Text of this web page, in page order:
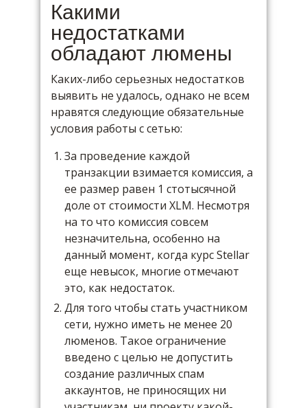
Какими
недостатками
обладают люмены
Каких-либо серьезных недостатков
выявить не удалось, однако не всем
нравятся следующие обязательные
условия работы с сетью:
За проведение каждой
транзакции взимается комиссия, а
ее размер равен 1 стотысячной
доле от стоимости XLM. Несмотря
на то что комиссия совсем
незначительна, особенно на
данный момент, когда курс Stellar
еще невысок, многие отмечают
это, как недостаток.
Для того чтобы стать участником
сети, нужно иметь не менее 20
люменов. Такое ограничение
введено с целью не допустить
создание различных спам
аккаунтов, не приносящих ни